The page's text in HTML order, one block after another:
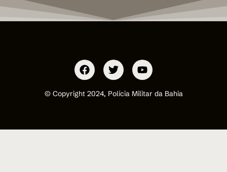
© Copyright 2024, Polícia Militar da Bahia